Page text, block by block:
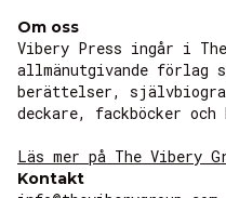
Om oss
Vibery Press ingår i
allmänutgivande förlag
berättelser,
deckare, fackböcker och
Läs mer på The Vibery
Kontakt